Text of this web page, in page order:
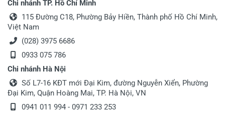
Chi nhánh TP. Hồ Chí Minh
115 Đường C18, Phường Bảy Hiền, Thành phố Hồ Chí Minh,
Việt Nam
(028) 3975 6686
0933 075 786
Chi nhánh Hà Nội
Số L7-16 KĐT mới Đại Kim, đường Nguyễn Xiển, Phường
Đại Kim, Quận Hoàng Mai, TP. Hà Nội, VN
0941 011 994 - 0971 233 253